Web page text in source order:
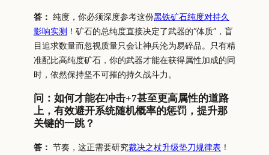
答： 纯度，你必须深度参考这份黑铁矿石纯度对持久
影响实测 ！矿石的总纯度直接决定了武器的“体质”，盲
目追求数量而忽视质量只会让神兵沦为易碎品。只有精
准配比高纯度矿石，你的武器才能在获得属性加成的同
时，依然保持坚不可摧的持久战斗力。
问：如何才能在冲击+7甚至更高属性的道路
上，有效避开系统随机概率的惩罚，提升那
关键的一跳？
答： 节奏，这正需要研究裁决之杖升级垫刀规律表 ！